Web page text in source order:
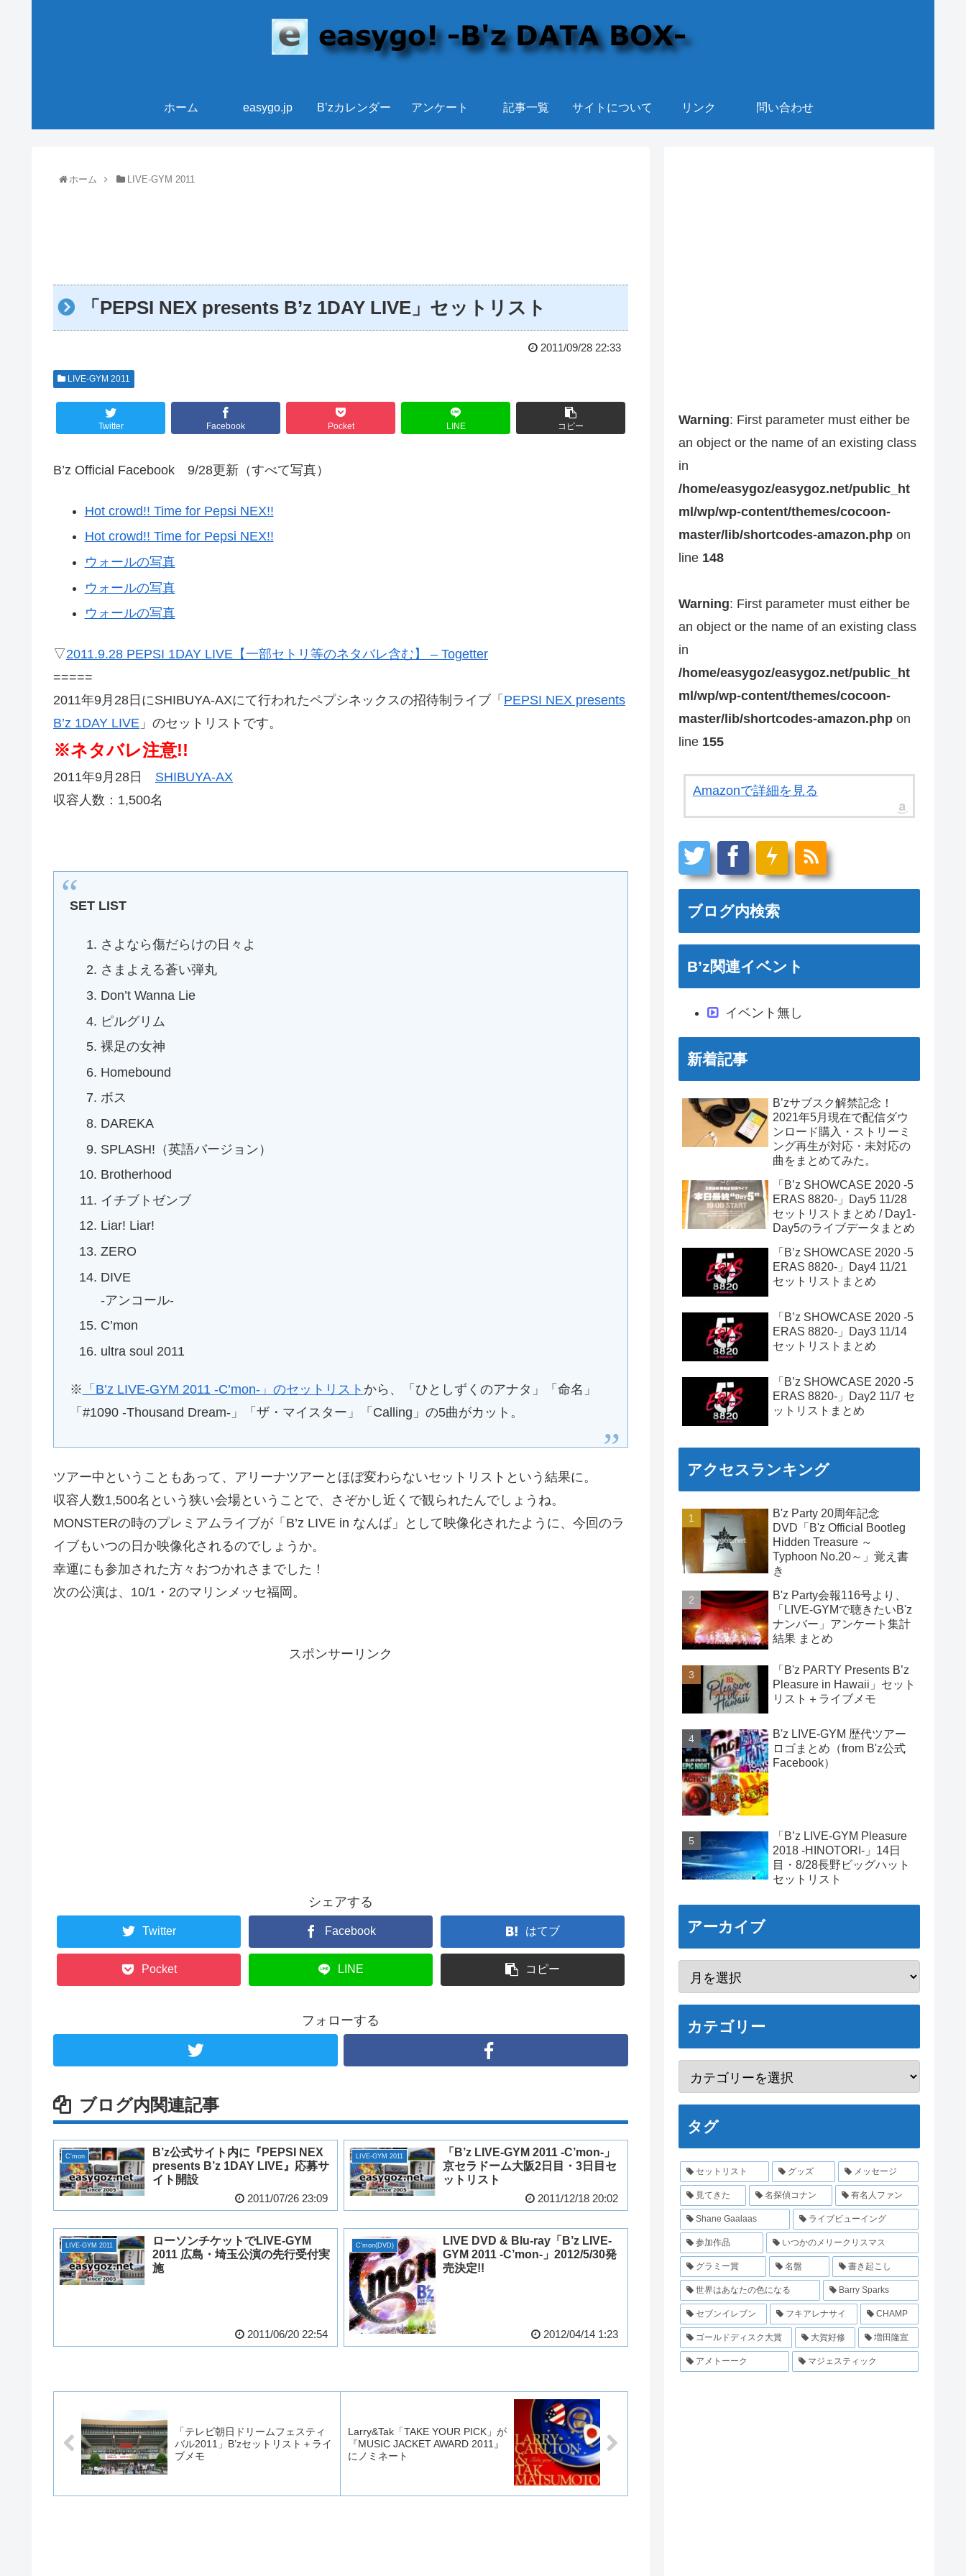
ホーム easygo.jp B’zカレンダー アンケート 記事一覧 サイトについて リンク 問い合わせ
ホーム LIVE-GYM 2011
「PEPSI NEX presents B’z 1DAY LIVE」セットリスト
2011/09/28 22:33
LIVE-GYM 2011
Twitter Facebook Pocket LINE コピー
B’z Official Facebook 9/28更新（すべて写真）
Hot crowd!! Time for Pepsi NEX!!
Hot crowd!! Time for Pepsi NEX!!
ウォールの写真
ウォールの写真
ウォールの写真
▽2011.9.28 PEPSI 1DAY LIVE【一部セトリ等のネタバレ含む】 – Togetter
=====
2011年9月28日にSHIBUYA-AXにて行われたペプシネックスの招待制ライブ「 PEPSI NEX presents
B’z 1DAY LIVE 」のセットリストです。
※ネタバレ注意!!
2011年9月28日 SHIBUYA-AX
収容人数：1,500名
SET LIST
さよなら傷だらけの日々よ
さまよえる蒼い弾丸
Don’t Wanna Lie
ピルグリム
裸足の女神
Homebound
ボス
DAREKA
SPLASH!（英語バージョン）
Brotherhood
イチブトゼンブ
Liar! Liar!
ZERO
DIVE
-アンコール-
C’mon
ultra soul 2011
※ 「B’z LIVE-GYM 2011 -C’mon-」のセットリスト から、「ひとしずくのアナタ」「命名」
「#1090 -Thousand Dream-」「ザ・マイスター」「Calling」の5曲がカット。
ツアー中ということもあって、アリーナツアーとほぼ変わらないセットリストという結果に。
収容人数1,500名という狭い会場ということで、さぞかし近くで観られたんでしょうね。
MONSTERの時のプレミアムライブが「B’z LIVE in なんば」として映像化されたように、今回のラ
イブもいつの日か映像化されるのでしょうか。
幸運にも参加された方々おつかれさまでした！
次の公演は、10/1・2のマリンメッセ福岡。
スポンサーリンク
シェアする
Twitter Facebook はてブ
Pocket LINE コピー
フォローする
ブログ内関連記事
C'mon
B’z公式サイト内に『PEPSI NEX
presents B’z 1DAY LIVE』応募サ
イト開設
2011/07/26 23:09
LIVE-GYM 2011
「B’z LIVE-GYM 2011 -C’mon-」
京セラドーム大阪2日目・3日目セ
ットリスト
2011/12/18 20:02
LIVE-GYM 2011
ローソンチケットでLIVE-GYM
2011 広島・埼玉公演の先行受付実
施
2011/06/20 22:54
C'mon(DVD)
LIVE DVD & Blu-ray「B’z LIVE-
GYM 2011 -C’mon-」2012/5/30発
売決定!!
2012/04/14 1:23
「テレビ朝日ドリームフェスティ
バル2011」B’zセットリスト＋ライ
ブメモ
Larry&Tak「TAKE YOUR PICK」が
『MUSIC JACKET AWARD 2011』
にノミネート
Warning: First parameter must either be
an object or the name of an existing class
in
/home/easygoz/easygoz.net/public_ht
ml/wp/wp-content/themes/cocoon-
master/lib/shortcodes-amazon.php on
line 148
Warning: First parameter must either be
an object or the name of an existing class
in
/home/easygoz/easygoz.net/public_ht
ml/wp/wp-content/themes/cocoon-
master/lib/shortcodes-amazon.php on
line 155
Amazonで詳細を見る
ブログ内検索
B’z関連イベント
イベント無し
新着記事
B’zサブスク解禁記念！
2021年5月現在で配信ダウ
ンロード購入・ストリーミ
ング再生が対応・未対応の
曲をまとめてみた。
「B’z SHOWCASE 2020 -5
ERAS 8820-」Day5 11/28
セットリストまとめ / Day1-
Day5のライブデータまとめ
「B’z SHOWCASE 2020 -5
ERAS 8820-」Day4 11/21
セットリストまとめ
「B’z SHOWCASE 2020 -5
ERAS 8820-」Day3 11/14
セットリストまとめ
「B’z SHOWCASE 2020 -5
ERAS 8820-」Day2 11/7 セ
ットリストまとめ
アクセスランキング
B'z Party 20周年記念
DVD「B'z Official Bootleg
Hidden Treasure ～
Typhoon No.20～」覚え書
き
B'z Party会報116号より、
「LIVE-GYMで聴きたいB'z
ナンバー」アンケート集計
結果 まとめ
「B'z PARTY Presents B’z
Pleasure in Hawaii」セット
リスト＋ライブメモ
B'z LIVE-GYM 歴代ツアー
ロゴまとめ（from B'z公式
Facebook）
「B’z LIVE-GYM Pleasure
2018 -HINOTORI-」14日
目・8/28長野ビッグハット
セットリスト
アーカイブ
カテゴリー
タグ
セットリスト グッズ メッセージ
見てきた 名探偵コナン 有名人ファン
Shane Gaalaas ライブビューイング
参加作品 いつかのメリークリスマス
グラミー賞 名盤 書き起こし
世界はあなたの色になる Barry Sparks
セブンイレブン フキアレナサイ CHAMP
ゴールドディスク大賞 大賀好修 増田隆宣
アメトーーク マジェスティック